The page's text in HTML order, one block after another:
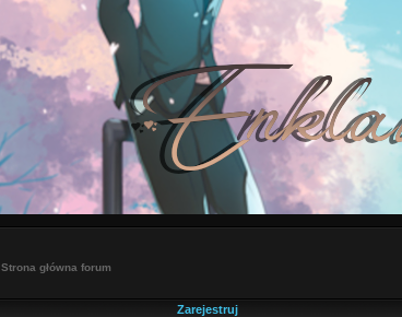
Strona główna forum
Zarejestruj